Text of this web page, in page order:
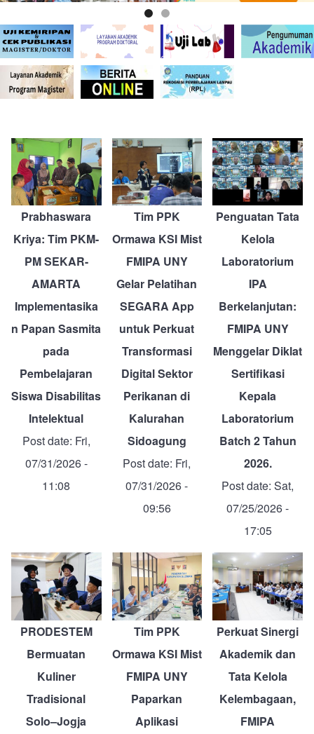
Prabhaswara
Kriya: Tim PKM-
PM SEKAR-
AMARTA
Implementasika
n Papan Sasmita
pada
Pembelajaran
Siswa Disabilitas
Intelektual
Post date: Fri,
07/31/2026 -
11:08
Tim PPK
Ormawa KSI Mist
FMIPA UNY
Gelar Pelatihan
SEGARA App
untuk Perkuat
Transformasi
Digital Sektor
Perikanan di
Kalurahan
Sidoagung
Post date: Fri,
07/31/2026 -
09:56
Penguatan Tata
Kelola
Laboratorium
IPA
Berkelanjutan:
FMIPA UNY
Menggelar Diklat
Sertifikasi
Kepala
Laboratorium
Batch 2 Tahun
2026.
Post date:Sat,
07/25/2026 -
17:05
PRODESTEM
Bermuatan
Kuliner
Tradisional
Solo–Jogja
Tim PPK
Ormawa KSI Mist
FMIPA UNY
Paparkan
Aplikasi
Perkuat Sinergi
Akademik dan
Tata Kelola
Kelembagaan,
FMIPA